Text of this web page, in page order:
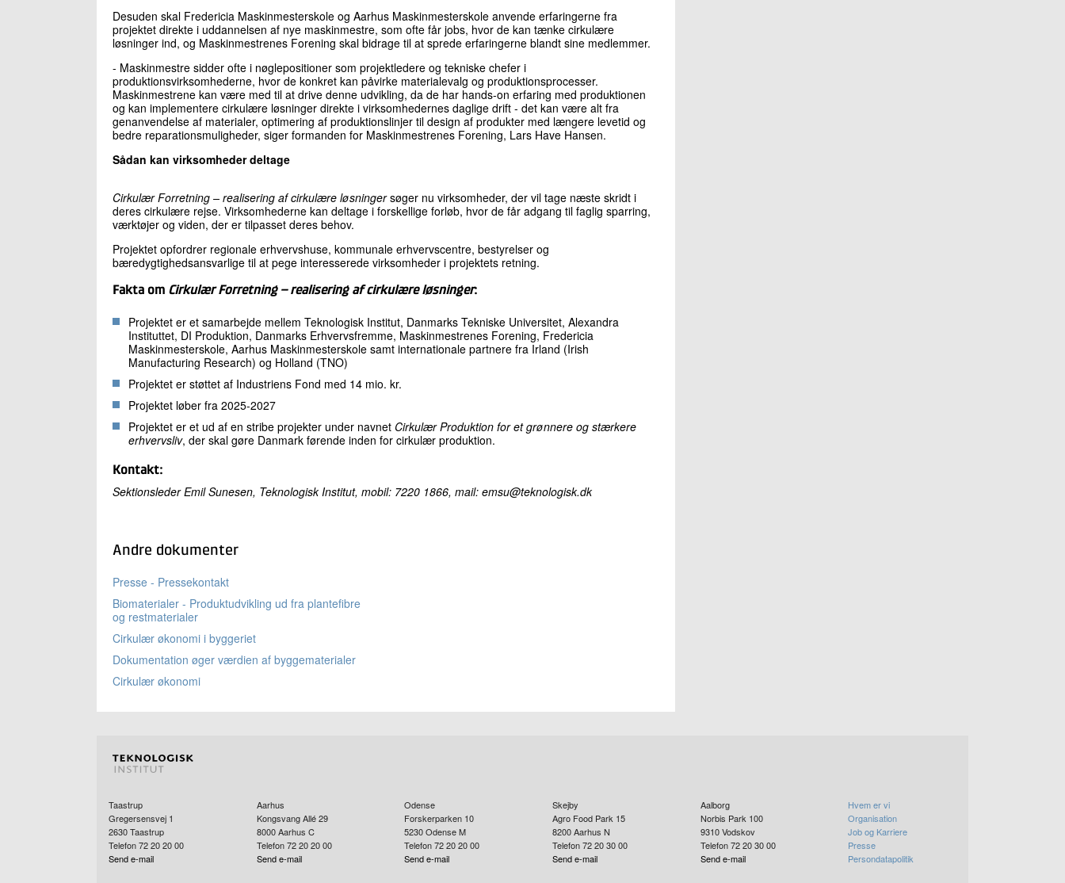
Desuden skal Fredericia Maskinmesterskole og Aarhus Maskinmesterskole anvende erfaringerne fra
projektet direkte i uddannelsen af nye maskinmestre, som ofte får jobs, hvor de kan tænke cirkulære
løsninger ind, og Maskinmestrenes Forening skal bidrage til at sprede erfaringerne blandt sine medlemmer.
- Maskinmestre sidder ofte i nøglepositioner som projektledere og tekniske chefer i
produktionsvirksomhederne, hvor de konkret kan påvirke materialevalg og produktionsprocesser.
Maskinmestrene kan være med til at drive denne udvikling, da de har hands-on erfaring med produktionen
og kan implementere cirkulære løsninger direkte i virksomhedernes daglige drift - det kan være alt fra
genanvendelse af materialer, optimering af produktionslinjer til design af produkter med længere levetid og
bedre reparationsmuligheder, siger formanden for Maskinmestrenes Forening, Lars Have Hansen.
Sådan kan virksomheder deltage
Cirkulær Forretning – realisering af cirkulære løsningersøger nu virksomheder, der vil tage næste skridt i
deres cirkulære rejse. Virksomhederne kan deltage i forskellige forløb, hvor de får adgang til faglig sparring,
værktøjer og viden, der er tilpasset deres behov.
Projektet opfordrer regionale erhvervshuse, kommunale erhvervscentre, bestyrelser og
bæredygtighedsansvarlige til at pege interesserede virksomheder i projektets retning.
Fakta om Cirkulær Forretning – realisering af cirkulære løsninger:
Projektet er et samarbejde mellem Teknologisk Institut, Danmarks Tekniske Universitet, Alexandra
Instituttet, DI Produktion, Danmarks Erhvervsfremme, Maskinmestrenes Forening, Fredericia
Maskinmesterskole, Aarhus Maskinmesterskole samt internationale partnere fra Irland (Irish
Manufacturing Research) og Holland (TNO)
Projektet er støttet af Industriens Fond med 14 mio. kr.
Projektet løber fra 2025-2027
Projektet er et ud af en stribe projekter under navnet Cirkulær Produktion for et grønnere og stærkere
erhvervsliv, der skal gøre Danmark førende inden for cirkulær produktion.
Kontakt:
Sektionsleder Emil Sunesen, Teknologisk Institut, mobil: 7220 1866, mail: emsu@teknologisk.dk
Andre dokumenter
Presse - Pressekontakt
Biomaterialer - Produktudvikling ud fra plantefibre
og restmaterialer
Cirkulær økonomi i byggeriet
Dokumentation øger værdien af byggematerialer
Cirkulær økonomi
Taastrup
Gregersensvej 1
2630Taastrup
Telefon 72 20 20 00
Send e-mail
Aarhus
Kongsvang Allé 29
8000 Aarhus C
Telefon 72 20 20 00
Send e-mail
Odense
Forskerparken 10
5230 Odense M
Telefon 72 20 20 00
Send e-mail
Skejby
Agro Food Park 15
8200Aarhus N
Telefon 72 20 30 00
Send e-mail
Aalborg
Norbis Park 100
9310 Vodskov
Telefon 72 20 30 00
Send e-mail
Hvem er vi
Organisation
Job og Karriere
Presse
Persondatapolitik